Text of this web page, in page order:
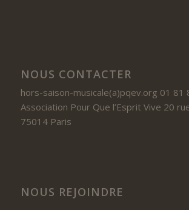
NOUS CONTACTER
hors-saison-musicale(a)pqev.org 01 81
Association Pour Que l’Esprit Vive 20
75014 Paris
NOUS REJOINDRE